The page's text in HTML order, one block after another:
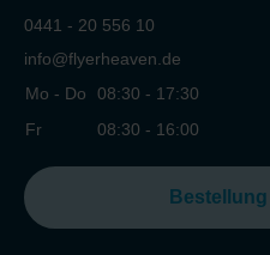
0441 - 20 556 10
info@flyerheaven.de
Mo - Do
08:30 - 17:30
Fr
08:30 - 16:00